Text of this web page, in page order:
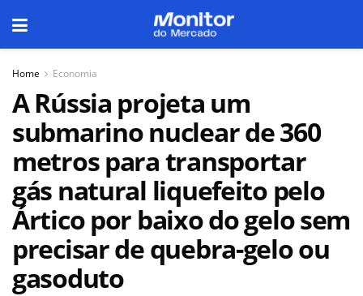
Home Economia
A Rússia projeta um
submarino nuclear de 360
metros para transportar
gás natural liquefeito pelo
Ártico por baixo do gelo sem
precisar de quebra-gelo ou
gasoduto